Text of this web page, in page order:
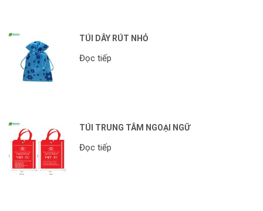
TÚI DÂY RÚT NHỎ
Đọc tiếp
TÚI TRUNG TÂM NGOẠI NGỮ
Đọc tiếp